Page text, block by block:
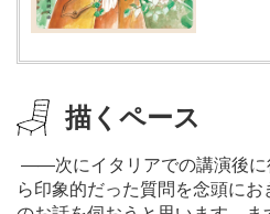
描くペース
――次にイタリアでの講演後
ら印象的だった質問を念頭に